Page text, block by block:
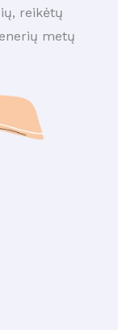
reikėtų
metų